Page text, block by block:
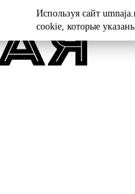
Используя сайт
cookie, которые